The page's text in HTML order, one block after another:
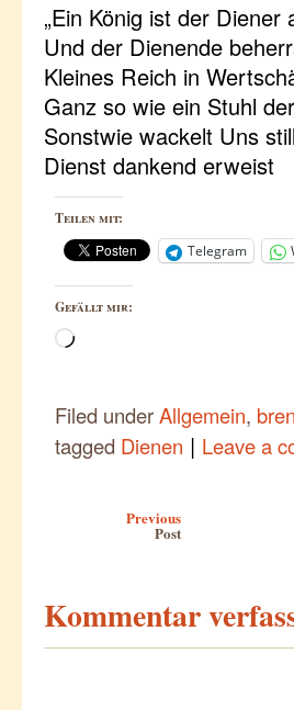
„Ein König ist der Diener
Und der Dienende
Kleines Reich in
Ganz so wie ein Stuhl
Sonstwie wackelt Uns
Dienst dankend erweist
Teilen mit:
Telegram
Gefällt mir:
Wird
Filed underAllgemein,
tagged Dienen | Leave a
Previous
Post
Kommentar